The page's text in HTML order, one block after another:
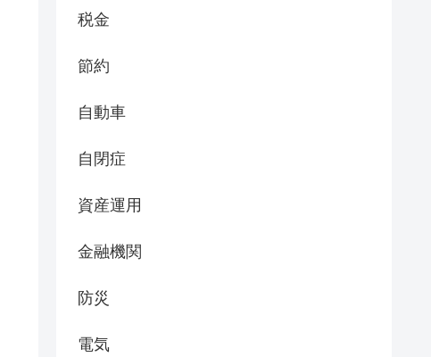
税金
節約
自動車
自閉症
資産運用
金融機関
防災
電気